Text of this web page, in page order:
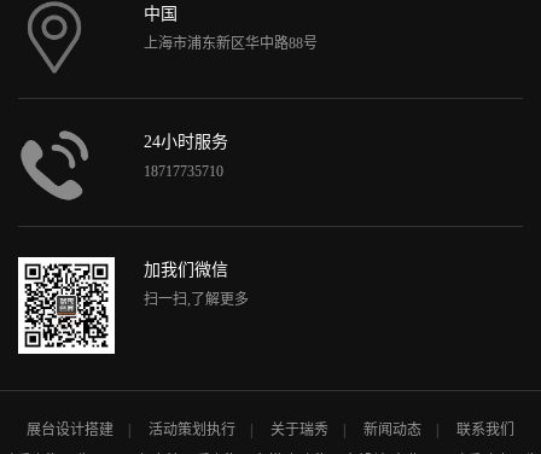
中国
上海市浦东新区华中路88号
24小时服务
18717735710
加我们微信
扫一扫,了解更多
展台设计搭建 活动策划执行 关于瑞秀 新闻动态
联系我们